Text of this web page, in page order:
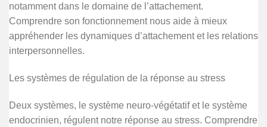
notamment dans le domaine de l’attachement.
Comprendre son fonctionnement nous aide à mieux
appréhender les dynamiques d’attachement et les relations
interpersonnelles.
Les systèmes de régulation de la réponse au stress
Deux systèmes, le système neuro-végétatif et le système
endocrinien, régulent notre réponse au stress. Comprendre